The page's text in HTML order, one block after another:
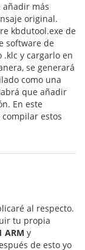
añadir más
original.
kbdutool.exe de
software de
y cargarlo en
se generará
como una
que añadir
En este
estos
al respecto.
tu propia
ARM y
de esto yo